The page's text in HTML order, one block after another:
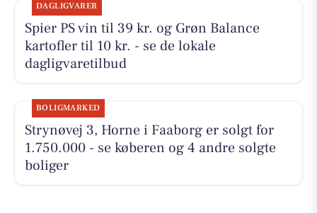
DAGLIGVARER
Spier PS vin til 39 kr. og Grøn Balance
kartofler til 10 kr. - se de lokale
dagligvaretilbud
BOLIGMARKED
Strynøvej 3, Horne i Faaborg er solgt for
1.750.000 - se køberen og 4 andre solgte
boliger